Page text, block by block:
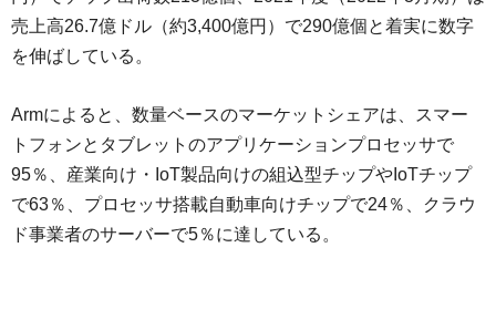
売上高26.7億ドル（約3,400億円）で290億個と着実に数字
を伸ばしている。
Armによると、数量ベースのマーケットシェアは、スマー
トフォンとタブレットのアプリケーションプロセッサで
95％、産業向け・IoT製品向けの組込型チップやIoTチップ
で63％、プロセッサ搭載自動車向けチップで24％、クラウ
ド事業者のサーバーで5％に達している。